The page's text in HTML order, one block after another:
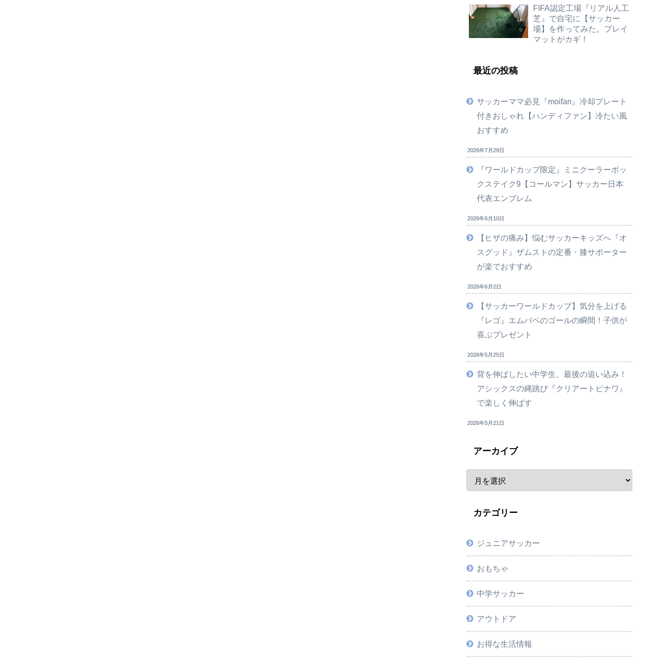
FIFA認定工場『リアル人工
芝』で自宅に【サッカー
場】を作ってみた。プレイ
マットがカギ！
最近の投稿
サッカーママ必見『moifan』冷却プレート
付きおしゃれ【ハンディファン】冷たい風
おすすめ
2026年7月29日
『ワールドカップ限定』ミニクーラーボッ
クステイク9【コールマン】サッカー日本
代表エンブレム
2026年6月10日
【ヒザの痛み】悩むサッカーキッズへ『オ
スグッド』ザムストの定番・膝サポーター
が楽でおすすめ
2026年6月2日
【サッカーワールドカップ】気分を上げる
『レゴ』エムバペのゴールの瞬間！子供が
喜ぶプレゼント
2026年5月25日
背を伸ばしたい中学生、最後の追い込み！
アシックスの縄跳び『クリアートビナワ』
で楽しく伸ばす
2026年5月21日
アーカイブ
カテゴリー
ジュニアサッカー
おもちゃ
中学サッカー
アウトドア
お得な生活情報